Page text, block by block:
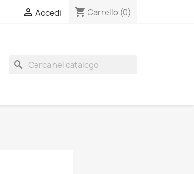
 Accedi shopping_cart Carrello (0)
search